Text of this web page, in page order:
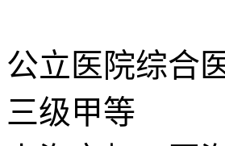
公立医院综合
三级甲等